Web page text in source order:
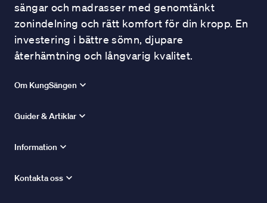
sängar och madrasser med genomtänkt
zonindelning och rätt komfort för din kropp. En
investering i bättre sömn, djupare
återhämtning och långvarig kvalitet.
Om KungSängen
Guider & Artiklar
Information
Kontakta oss